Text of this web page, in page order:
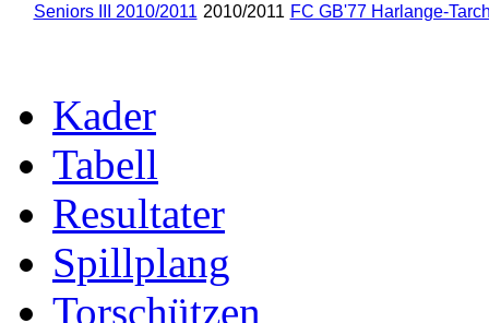
Seniors III 2010/2011 2010/2011 FC GB'77 Harlange-
Kader
Tabell
Resultater
Spillplang
Torschützen